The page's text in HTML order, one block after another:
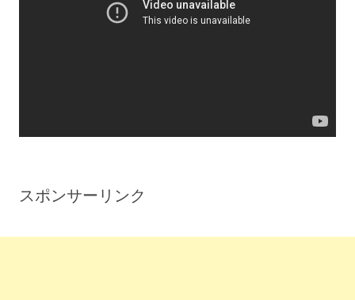
スポンサーリンク